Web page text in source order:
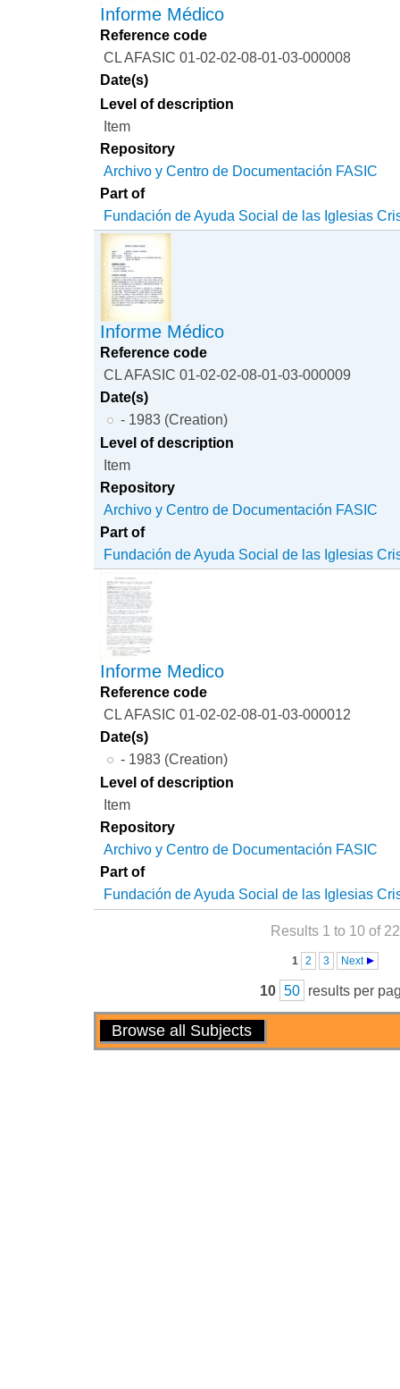
Informe Médico
Reference code
CL AFASIC 01-02-02-08-01-03-000008
Date(s)
Level of description
Item
Repository
Archivo y Centro de Documentación FASIC
Part of
Fundación de Ayuda Social de las Iglesias
Informe Médico
Reference code
CL AFASIC 01-02-02-08-01-03-000009
Date(s)
- 1983 (Creation)
Level of description
Item
Repository
Archivo y Centro de Documentación FASIC
Part of
Fundación de Ayuda Social de las Iglesias
Informe Medico
Reference code
CL AFASIC 01-02-02-08-01-03-000012
Date(s)
- 1983 (Creation)
Level of description
Item
Repository
Archivo y Centro de Documentación FASIC
Part of
Fundación de Ayuda Social de las Iglesias
Results 1 to 10 of 22
1 2 3 Next
10 50 results per
Actions
Browse all Subjects